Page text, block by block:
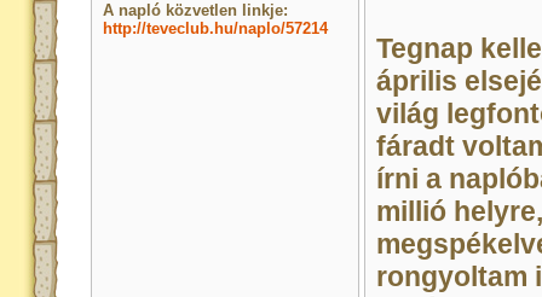
A napló közvetlen linkje:
http://teveclub.hu/naplo/57214
Tegnap
április
világ
fáradt
írni a
millió
rongyoltam